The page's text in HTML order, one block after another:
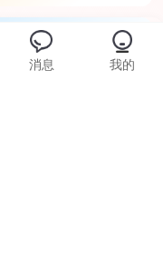
查看更多
消息 我的